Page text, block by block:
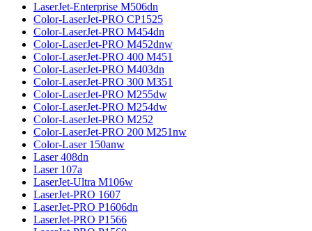
LaserJet-Enterprise M506dn
Color-LaserJet-PRO CP1525
Color-LaserJet-PRO M454dn
Color-LaserJet-PRO M452dnw
Color-LaserJet-PRO 400 M451
Color-LaserJet-PRO M403dn
Color-LaserJet-PRO 300 M351
Color-LaserJet-PRO M255dw
Color-LaserJet-PRO M254dw
Color-LaserJet-PRO M252
Color-LaserJet-PRO 200 M251nw
Color-Laser 150anw
Laser 408dn
Laser 107a
LaserJet-Ultra M106w
LaserJet-PRO 1607
LaserJet-PRO P1606dn
LaserJet-PRO P1566